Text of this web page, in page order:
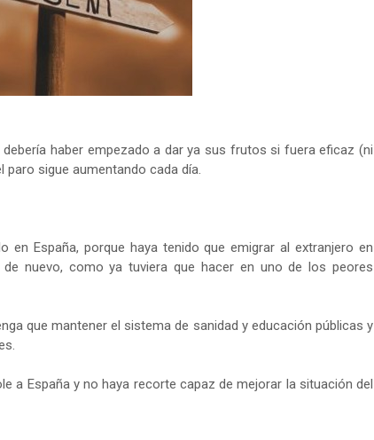
haber empezado a dar ya sus frutos si fuera eficaz (ni
paro sigue aumentando cada día.
en España, porque haya tenido que emigrar al extranjero en
nuevo, como ya tuviera que hacer en uno de los peores
que mantener el sistema de sanidad y educación públicas y
a España y no haya recorte capaz de mejorar la situación del